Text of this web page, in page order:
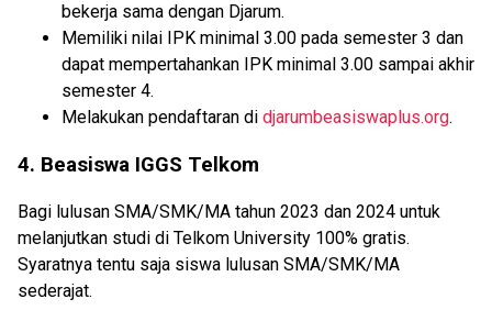
bekerja sama dengan Djarum.
Memiliki nilai IPK minimal 3.00 pada semester 3 dan
dapat mempertahankan IPK minimal 3.00 sampai akhir
semester 4.
Melakukan pendaftaran di djarumbeasiswaplus.org.
4. Beasiswa IGGS Telkom
Bagi lulusan SMA/SMK/MA tahun 2023 dan 2024 untuk
melanjutkan studi di Telkom University 100% gratis.
Syaratnya tentu saja siswa lulusan SMA/SMK/MA
sederajat.